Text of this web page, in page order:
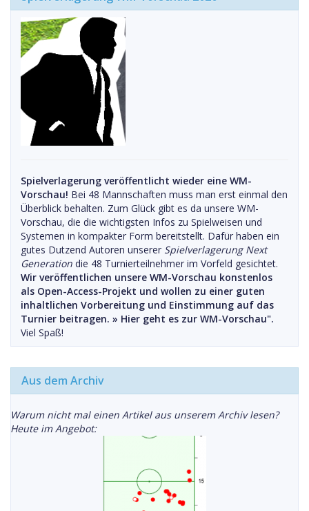
Spielverlagerung veröffentlicht wieder eine WM-
Vorschau! Bei 48 Mannschaften muss man erst einmal den
Überblick behalten. Zum Glück gibt es da unsere WM-
Vorschau, die die wichtigsten Infos zu Spielweisen und
Systemen in kompakter Form bereitstellt. Dafür haben ein
gutes Dutzend Autoren unserer Spielverlagerung Next
Generation die 48 Turnierteilnehmer im Vorfeld gesichtet.
Wir veröffentlichen unsere WM-Vorschau konstenlos
als Open-Access-Projekt und wollen zu einer guten
inhaltlichen Vorbereitung und Einstimmung auf das
Turnier beitragen. » Hier geht es zur WM-Vorschau".
Viel Spaß!
Aus dem Archiv
Warum nicht mal einen Artikel aus unserem Archiv lesen?
Heute im Angebot: